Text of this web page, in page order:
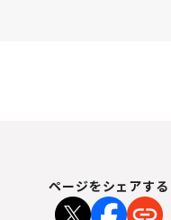
ページをシェアする